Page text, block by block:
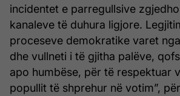
incidentet e parregullsive
kanaleve të duhura ligjore.
proceseve demokratike varet
dhe vullneti i të gjitha palëve,
apo humbëse, për të respektuar
popullit të shprehur në votim”,